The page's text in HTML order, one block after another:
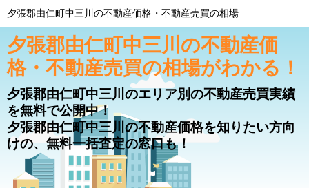
夕張郡由仁町中三川の不動産価格・不動産売買の相場
夕張郡由仁町中三川の不動産価
格・不動産売買の相場がわかる！
夕張郡由仁町中三川のエリア別の不動産売買実績
を無料で公開中！
夕張郡由仁町中三川の不動産価格を知りたい方向
けの、無料一括査定の窓口も！